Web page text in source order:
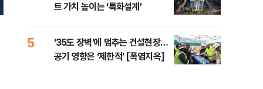
트 가치 높이는 ‘특화설계’
5
‘35도 장벽’에 멈추는 건설현장…
공기 영향은 ‘제한적’ [폭염지옥]